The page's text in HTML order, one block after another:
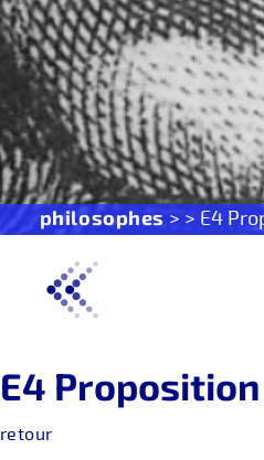
philosophes > > E4
E4 Proposition
retour